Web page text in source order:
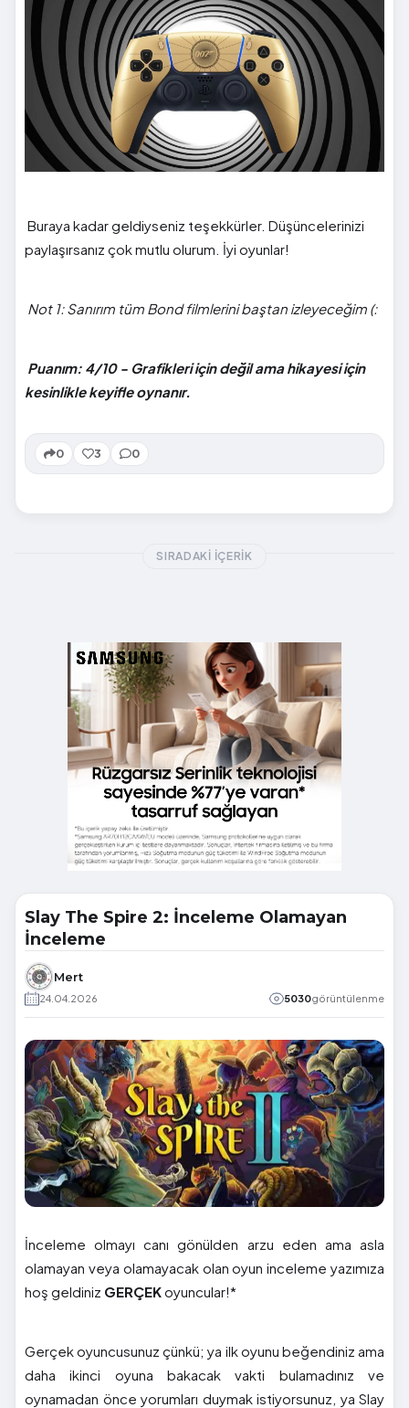
Buraya kadar geldiyseniz teşekkürler. Düşüncelerinizi
paylaşırsanız çok mutlu olurum. İyi oyunlar!
Not 1: Sanırım tüm Bond filmlerini baştan izleyeceğim (:
Puanım: 4/10 - Grafikleri için değil ama hikayesi için
kesinlikle keyifle oynanır.
0 3 0
SIRADAKI İÇERIK
Slay The Spire 2: İnceleme Olamayan
İnceleme
Mert
24.04.2026 5030görüntülenme
İnceleme olmayı canı gönülden arzu eden ama asla
olamayan veya olamayacak olan oyun inceleme yazımıza
hoş geldiniz GERÇEKoyuncular!*
Gerçek oyuncusunuz çünkü; ya ilk oyunu beğendiniz ama
daha ikinci oyuna bakacak vakti bulamadınız ve
oynamadan önce yorumları duymak istiyorsunuz, ya Slay